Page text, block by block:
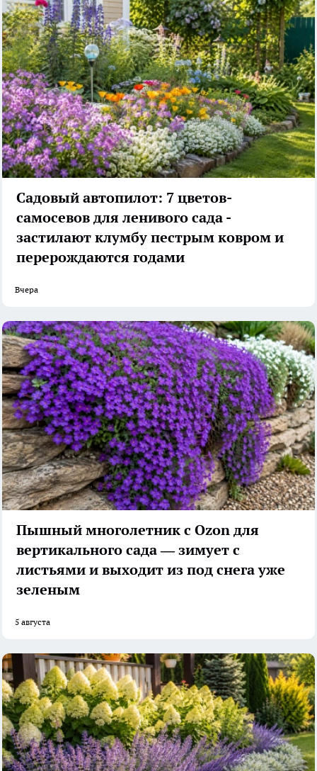
Садовый автопилот: 7 цветов-
самосевов для ленивого сада -
застилают клумбу пестрым ковром и
перерождаются годами
Вчера
Пышный многолетник с Ozon для
вертикального сада — зимует с
листьями и выходит из под снега уже
зеленым
5 августа